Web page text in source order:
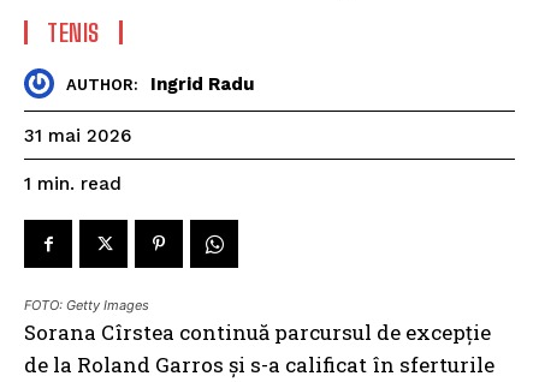
TENIS
AUTHOR: Ingrid Radu
31 mai 2026
1 min. read
FOTO: Getty Images
Sorana Cîrstea continuă parcursul de excepție
de la Roland Garros și s-a calificat în sferturile